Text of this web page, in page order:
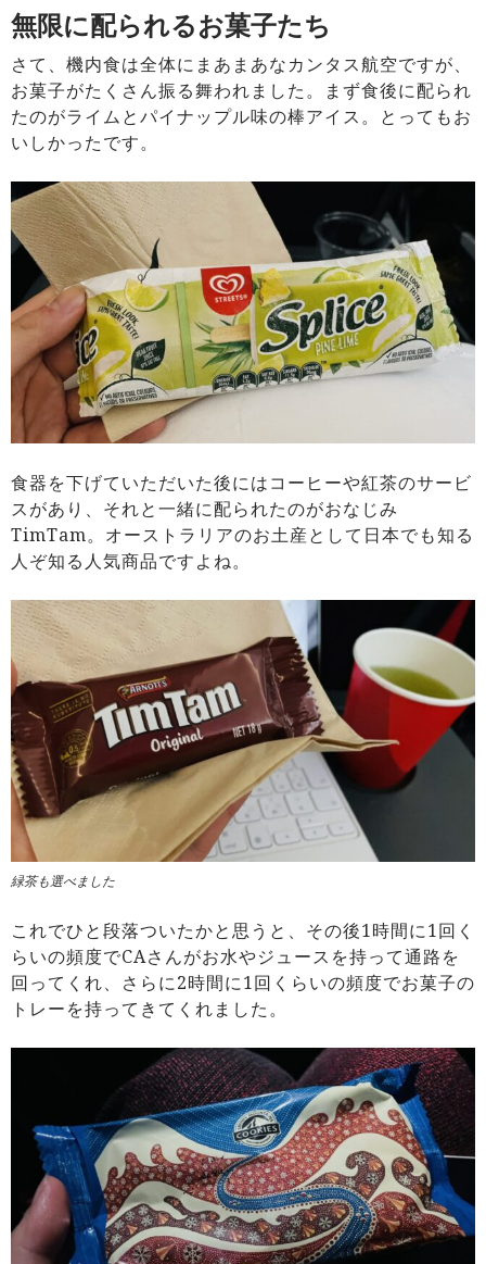
無限に配られるお菓子たち
さて、機内食は全体にまあまあなカンタス航空ですが、
お菓子がたくさん振る舞われました。まず食後に配られ
たのがライムとパイナップル味の棒アイス。とってもお
いしかったです。
食器を下げていただいた後にはコーヒーや紅茶のサービ
スがあり、それと一緒に配られたのがおなじみ
TimTam。オーストラリアのお土産として日本でも知る
人ぞ知る人気商品ですよね。
緑茶も選べました
これでひと段落ついたかと思うと、その後1時間に1回く
らいの頻度でCAさんがお水やジュースを持って通路を
回ってくれ、さらに2時間に1回くらいの頻度でお菓子の
トレーを持ってきてくれました。